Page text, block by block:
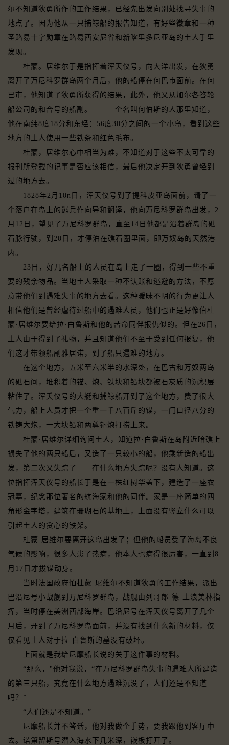
尔不知道狄勇所作的工作结果，已经先出发向别处找寻失事的
地点了。因为他从一只捕鲸船的报告知道，有好些徽章和一种
圣路易十字勋章在路易西安尼省和新喀里多尼亚岛的土人手里
发现。
杜蒙。居维尔于是指挥着浑天仪号，向大洋出发，在狄勇
离开了万尼科罗群岛两个月后，他的船停在何巴市面前。在何
已市，他知道了狄勇所获得的结果，此外，他又从加尔各答轮
船公司的和合号的船副。———个名叫何伯斯的人那里知道，
他在南纬8度18分和东经：56度30分之间的一个小岛，看到这些
地方的土人使用一些铁条和红色毛布。
杜蒙，居维尔心中相当为难，不知道对于这些不太可靠的
报刊所登载的记事是否应该相信，最后他决定开到狄勇曾经到
过的地方去。
1828年2月10n日，浑天仪号到了提科皮亚岛面前，请了一
个落户在岛上的逃兵作向导和翻译，他向万尼科罗群岛出发，2
月12日，望见了万尼科罗群岛，直至14日他都是沿着群岛的礁
石脉行驶，到20日，才停泊在礁石圈里面，即万奴岛的天然港
内。
23日，好几名船上的人员在岛上走了一圈，得到一些不重
要的残余物品。当地土人采取一种不认账和逃避的方法，不愿
意带他们到遇难失事的地方去看。这种暖昧不明的行为更让人
相信他们是曾经虐待过船中的遇难人员，他们也正是好像伯杜
蒙·居维尔要给拉·白鲁斯和他的苦命同伴报仇似的。但在26日，
土人由于得到了礼物，并且知道他们不至于受到任何报复，他
们这才带领船副雅居诺，到了船只遇难的地方。
在这个地方，五米至六米半的水深处，在巴古和万奴两岛
的礁石间，堆积着的锚、炮、铁块和铅块都被石灰质的沉积层
粘住了。浑夭仪号的大艇和捕鲸船开到了这个地方，费了很大
气力，船上人员才把一个重一千八百斤的锚，一门口径八分的
铁铸大炮，一大块铅和两尊铜炮打捞上来。
杜蒙·居维尔详细询问土人，知道拉·白鲁斯在岛附近暗礁上
损失了他的两只船后，又造了一只较小的船，他乘新造的船出
发，第二次又失踪了……在什么地方失踪呢？没有人知道。这
位指挥浑天仪号的船长于是在一株红树华盖下，建造了一座衣
冠墓，纪念那位著名的航海家和他的同伴。家是一座简单的四
角形金字塔，建筑在珊瑚石的基地上，上面没有竖立什么可以
引起土人的贪心的铁架。
杜蒙·居维尔要离开这岛出发了；但他的船员受了海岛不良
气候的影响，很多人患了热病，他本人也病得很厉害，一直到8
月17日才拔锚动身。
当时法国政府怕杜蒙·屠维尔不知道狄勇的工作结果，派出
巴沿尼号小战舰到万尼科罗群岛，战舰由列哥郎·德·土浪美林指
挥，当时停在美洲西部海岸。巴沿尼号在浑天仪号离开了几个
月后，开到了万尼科罗岛面前，并没有找到什么新的材料，仅
仅看见土人对于拉·白鲁斯的墓没有破坏。
上面就是我给尼摩船长说的关于这件事的材料。
“那么，"他对我说，“在万尼科罗群岛失事的遇难人所建造
的第三只船，究竟在什么地方遇难沉没了，人们还是不知道
吗？”
“人们还是不知道。”
尼摩船长并不答话，他对我做个手势，要我跟他到客厅中
去。诺第留斯号潜入海水下几米深，嵌板打开了。